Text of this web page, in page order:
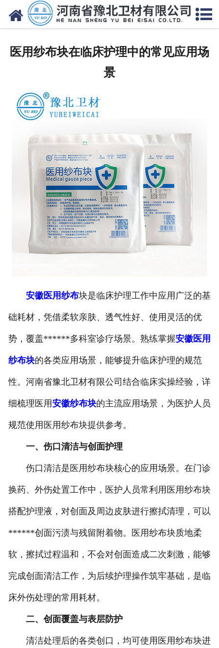
网站首页
厂房设备
人才招聘
联系我们
医用纱布块在临床护理中的常见应用场
景
安徽医用纱布块是临床护理工作中应用广泛的基
础耗材，凭借柔软亲肤、透气性好、使用灵活的优
势，覆盖******多科室诊疗场景。熟练掌握安徽医用
纱布块的各类应用场景，能够提升临床护理的规范
性。河南省豫北卫材有限公司结合临床实操经验，详
细梳理医用安徽纱布块的主流应用场景，为医护人员
规范使用医用纱布块提供参考。
一、伤口清洁与创面护理
伤口清洁是医用纱布块核心的应用场景。在门诊
换药、外伤处置工作中，医护人员常利用医用纱布块
搭配护理液，对创面及周边皮肤进行擦拭清理，可以
******创面污渍与残留附着物。医用纱布块质地柔
软，擦拭过程温和，不会对创面造成二次刺激，能够
完成创面清洁工作，为后续护理操作筑牢基础，是临
床外伤处理的常用耗材。
二、创面覆盖与表层防护
清洁处理后的各类创口，均可使用医用纱布块进